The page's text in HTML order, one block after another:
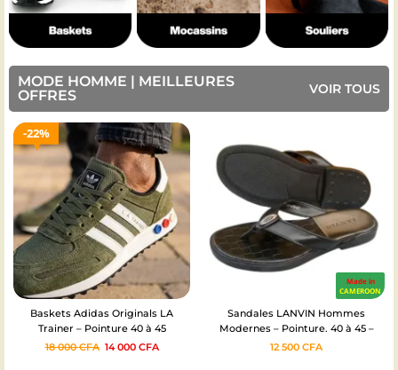
MODE HOMME | MEILLEURES
OFFRES
VOIR TOUS
Made in
CAMEROON
Sandales LANVIN Hommes
Modernes – Pointure. 40 à 45 –
100% cuir
12 500CFA
Chaussure Homme slip-On casual
12 000CFA 8 000